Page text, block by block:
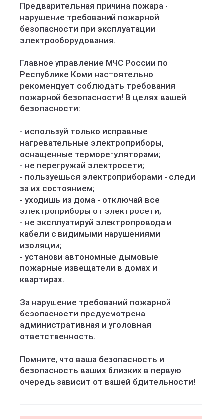
Предварительная причина пожара -
нарушение требований пожарной
безопасности при эксплуатации
электрооборудования.
Главное управление МЧС России по
Республике Коми настоятельно
рекомендует соблюдать требования
пожарной безопасности! В целях вашей
безопасности:
- используй только исправные
нагревательные электроприборы,
оснащенные терморегуляторами;
- не перегружай электросети;
- пользуешься электроприборами - следи
за их состоянием;
- уходишь из дома - отключай все
электроприборы от электросети;
- не эксплуатируй электропровода и
кабели с видимыми нарушениями
изоляции;
- установи автономные дымовые
пожарные извещатели в домах и
квартирах.
За нарушение требований пожарной
безопасности предусмотрена
административная и уголовная
ответственность.
Помните, что ваша безопасность и
безопасность ваших близких в первую
очередь зависит от вашей бдительности!